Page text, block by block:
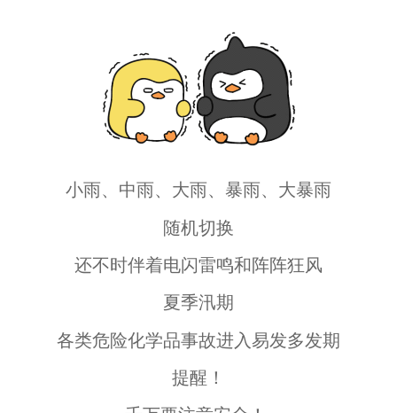
小雨、中雨、大雨、暴雨、大暴雨
随机切换
还不时伴着电闪雷鸣和阵阵狂风
夏季汛期
各类危险化学品事故进入易发多发期
提醒！